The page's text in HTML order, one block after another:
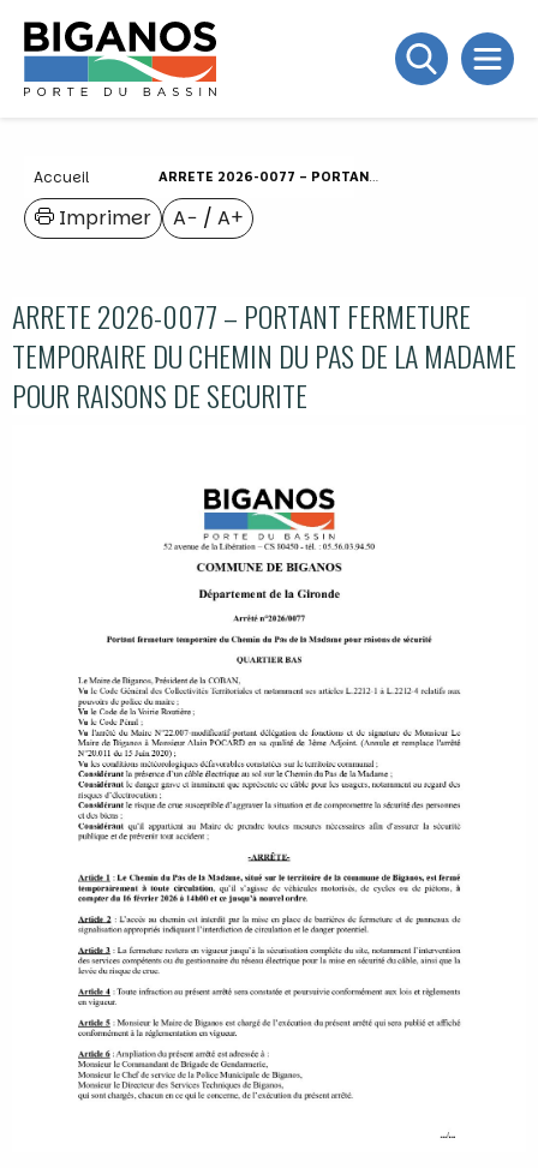
Accueil ARRETE 2026-0077 – PORTANT FERMETURE TEMPORAIRE DU CHEMIN DU PAS DE LA MADAME POUR RAISONS DE SECURITE
A− / A+
Imprimer
ARRETE 2026-0077 – PORTANT FERMETURE
TEMPORAIRE DU CHEMIN DU PAS DE LA MADAME
POUR RAISONS DE SECURITE